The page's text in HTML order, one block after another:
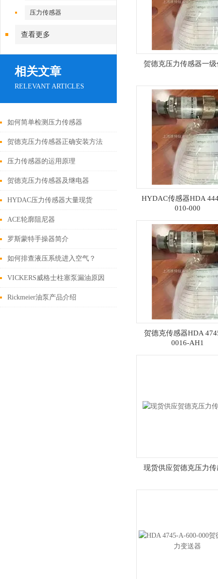
压力传感器
查看更多
相关文章
RELEVANT ARTICLES
如何简单检测压力传感器
贺德克压力传感器正确安装方法
压力传感器的运用原理
贺德克压力传感器及继电器
HYDAC压力传感器大量现货
ACE轮廓阻尼器
罗斯蒙特手操器简介
如何排查液压系统进入空气？
VICKERS威格士柱塞泵漏油原因
Rickmeier油泵产品介绍
贺德克压力传感器一级
HYDAC传感器HDA
010-000
贺德克传感器HDA
0016-AH1
现货供应贺德克压力传